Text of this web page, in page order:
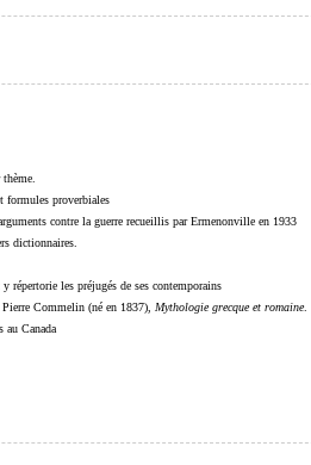
formules proverbiales
contre la guerre recueillis par Ermenonville en 1933
dictionnaires.
répertorie les préjugés de ses contemporains
Commelin (né en 1837), Mythologie grecque et romaine.
au Canada